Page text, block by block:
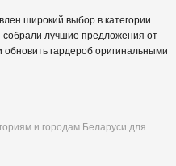
широкий выбор в категории
лучшие предложения от
гардероб оригинальными
и городам Беларуси для